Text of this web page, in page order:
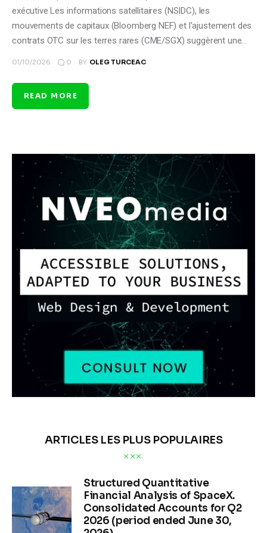
exécutive Les informations satellitaires (NSIDC), les
mouvements de capitaux (Bloomberg NEF) et l'ajustement des
contrats OTC sur les terres rares (CME/SGX) suggèrent une…
01/10/2026 0 BY OLEG TURCEAC
READ MORE
ARTICLES LES PLUS POPULAIRES
Structured Quantitative
Financial Analysis of SpaceX.
Consolidated Accounts for Q2
2026 (period ended June 30,